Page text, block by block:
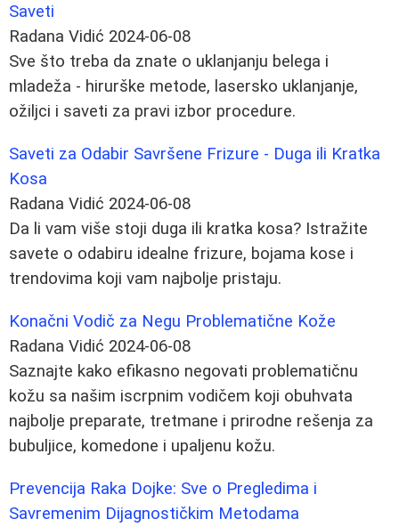
Saveti
Radana Vidić 2024-06-08
Sve što treba da znate o uklanjanju belega i
mladeža - hirurške metode, lasersko uklanjanje,
ožiljci i saveti za pravi izbor procedure.
Saveti za Odabir Savršene Frizure - Duga ili Kratka
Kosa
Radana Vidić 2024-06-08
Da li vam više stoji duga ili kratka kosa? Istražite
savete o odabiru idealne frizure, bojama kose i
trendovima koji vam najbolje pristaju.
Konačni Vodič za Negu Problematične Kože
Radana Vidić 2024-06-08
Saznajte kako efikasno negovati problematičnu
kožu sa našim iscrpnim vodičem koji obuhvata
najbolje preparate, tretmane i prirodne rešenja za
bubuljice, komedone i upaljenu kožu.
Prevencija Raka Dojke: Sve o Pregledima i
Savremenim Dijagnostičkim Metodama